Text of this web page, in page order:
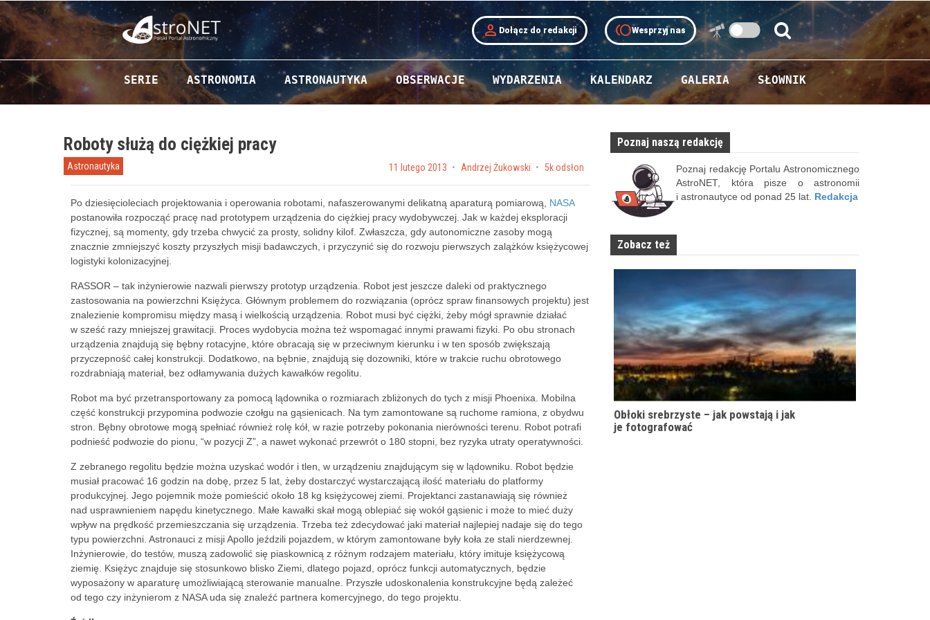
person Dołącz do redakcji tollWesprzyj nas
Szukaj:
Szukaj
Przejdź do zawartości
SERIE ASTRONOMIA ASTRONAUTYKA OBSERWACJE WYDARZENIA KALENDARZ GALERIA SŁOWNIK
Roboty służą do ciężkiej pracy
Astronautyka Posted on
11 lutego 2013 by Andrzej Żukowski 5k odsłon
Po dziesięcioleciach projektowania i operowania robotami, nafaszerowanymi delikatną aparaturą pomiarową, NASA
postanowiła rozpocząć pracę nad prototypem urządzenia do ciężkiej pracy wydobywczej. Jak w każdej eksploracji
fizycznej, są momenty, gdy trzeba chwycić za prosty, solidny kilof. Zwłaszcza, gdy autonomiczne zasoby mogą
znacznie zmniejszyć koszty przyszłych misji badawczych, i przyczynić się do rozwoju pierwszych zalążków księżycowej
logistyki kolonizacyjnej.
RASSOR – tak inżynierowie nazwali pierwszy prototyp urządzenia. Robot jest jeszcze daleki od praktycznego
zastosowania na powierzchni Księżyca. Głównym problemem do rozwiązania (oprócz spraw finansowych projektu) jest
znalezienie kompromisu między masą i wielkością urządzenia. Robot musi być ciężki, żeby mógł sprawnie działać
w sześć razy mniejszej grawitacji. Proces wydobycia można też wspomagać innymi prawami fizyki. Po obu stronach
urządzenia znajdują się bębny rotacyjne, które obracają się w przeciwnym kierunku i w ten sposób zwiększają
przyczepność całej konstrukcji. Dodatkowo, na bębnie, znajdują się dozowniki, które w trakcie ruchu obrotowego
rozdrabniają materiał, bez odłamywania dużych kawałków regolitu.
Robot ma być przetransportowany za pomocą lądownika o rozmiarach zbliżonych do tych z misji Phoenixa. Mobilna
część konstrukcji przypomina podwozie czołgu na gąsienicach. Na tym zamontowane są ruchome ramiona, z obydwu
stron. Bębny obrotowe mogą spełniać również rolę kół, w razie potrzeby pokonania nierówności terenu. Robot potrafi
podnieść podwozie do pionu, “w pozycji Z”, a nawet wykonać przewrót o 180 stopni, bez ryzyka utraty operatywności.
Z zebranego regolitu będzie można uzyskać wodór i tlen, w urządzeniu znajdującym się w lądowniku. Robot będzie
musiał pracować 16 godzin na dobę, przez 5 lat, żeby dostarczyć wystarczającą ilość materiału do platformy
produkcyjnej. Jego pojemnik może pomieścić około 18 kg księżycowej ziemi. Projektanci zastanawiają się również
nad usprawnieniem napędu kinetycznego. Małe kawałki skał mogą oblepiać się wokół gąsienic i może to mieć duży
wpływ na prędkość przemieszczania się urządzenia. Trzeba też zdecydować jaki materiał najlepiej nadaje się do tego
typu powierzchni. Astronauci z misji Apollo jeździli pojazdem, w którym zamontowane były koła ze stali nierdzewnej.
Inżynierowie, do testów, muszą zadowolić się piaskownicą z różnym rodzajem materiału, który imituje księżycową
ziemię. Księżyc znajduje się stosunkowo blisko Ziemi, dlatego pojazd, oprócz funkcji automatycznych, będzie
wyposażony w aparaturę umożliwiającą sterowanie manualne. Przyszłe udoskonalenia konstrukcyjne będą zależeć
od tego czy inżynierom z NASA uda się znaleźć partnera komercyjnego, do tego projektu.
Poznaj naszą redakcję
Poznaj redakcję Portalu Astronomicznego
AstroNET, która pisze o astronomii
i astronautyce od ponad 25 lat. Redakcja
Zobacz też
Obłoki srebrzyste – jak powstają i jak
je fotografować